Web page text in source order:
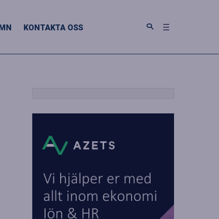
KONTAKTA OSS